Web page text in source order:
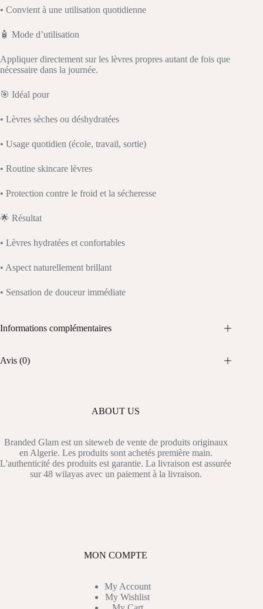
• Convient à une utilisation quotidienne
🧴 Mode d’utilisation
Appliquer directement sur les lèvres propres autant de fois que
nécessaire dans la journée.
🎯 Idéal pour
• Lèvres sèches ou déshydratées
• Usage quotidien (école, travail, sortie)
• Routine skincare lèvres
• Protection contre le froid et la sécheresse
🌟 Résultat
• Lèvres hydratées et confortables
• Aspect naturellement brillant
• Sensation de douceur immédiate
Informations complémentaires
Avis (0)
ABOUT US
Branded Glam est un siteweb de vente de produits originaux
en Algerie. Les produits sont achetés première main.
L'authenticité des produits est garantie. La livraison est assurée
sur 48 wilayas avec un paiement à la livraison.
MON COMPTE
My Account
My Wishlist